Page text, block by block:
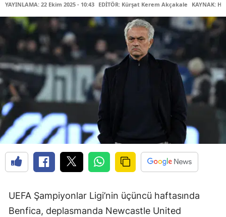
YAYINLAMA: 22 Ekim 2025 - 10:43 EDİTÖR: Kürşat Kerem Akçakale KAYNAK:
UEFA Şampiyonlar Ligi’nin üçüncü haftasında
Benfica, deplasmanda Newcastle United